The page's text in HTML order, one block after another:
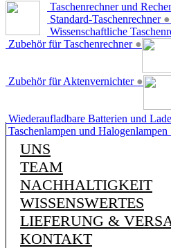
Taschenrechner und
Standard-Taschenrechner ●
Wissenschaftliche
Zubehör für Taschenrechner ●
Zubehör für Aktenvernichter ●
Wiederaufladbare Batterien und
Taschenlampen und Halogenlampen
UNS
TEAM
NACHHALTIGKEIT
WISSENSWERTES
LIEFERUNG &
KONTAKT